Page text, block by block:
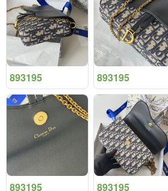
893195 893195
893195 893195